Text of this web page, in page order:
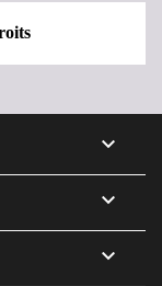


